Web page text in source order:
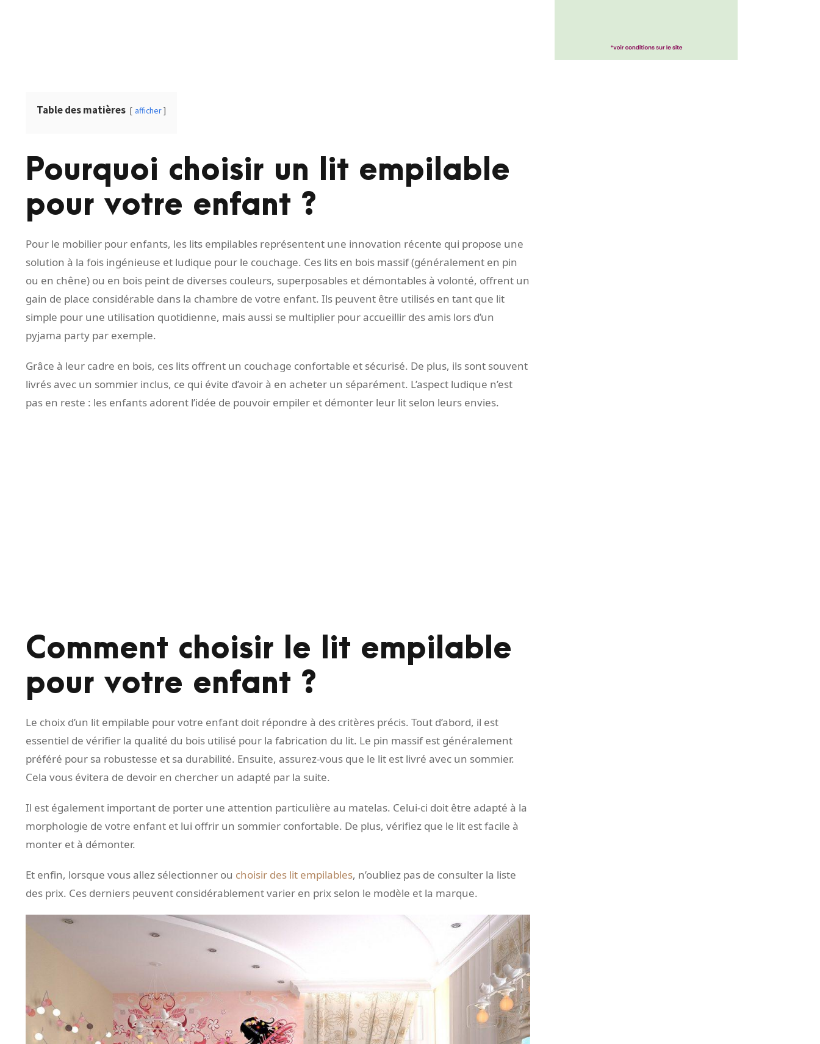
Table des matières afficher
Pourquoi choisir un lit empilable
pour votre enfant ?
Pour le mobilier pour enfants, les lits empilables représentent une innovation récente qui propose une
solution à la fois ingénieuse et ludique pour le couchage. Ces lits en bois massif (généralement en pin
ou en chêne) ou en bois peint de diverses couleurs, superposables et démontables à volonté, offrent un
gain de place considérable dans la chambre de votre enfant. Ils peuvent être utilisés en tant que lit
simple pour une utilisation quotidienne, mais aussi se multiplier pour accueillir des amis lors d’un
pyjama party par exemple.
Grâce à leur cadre en bois, ces lits offrent un couchage confortable et sécurisé. De plus, ils sont souvent
livrés avec un sommier inclus, ce qui évite d’avoir à en acheter un séparément. L’aspect ludique n’est
pas en reste : les enfants adorent l’idée de pouvoir empiler et démonter leur lit selon leurs envies.
Comment choisir le lit empilable
pour votre enfant ?
Le choix d’un lit empilable pour votre enfant doit répondre à des critères précis. Tout d’abord, il est
essentiel de vérifier la qualité du bois utilisé pour la fabrication du lit. Le pin massif est généralement
préféré pour sa robustesse et sa durabilité. Ensuite, assurez-vous que le lit est livré avec un sommier.
Cela vous évitera de devoir en chercher un adapté par la suite.
Il est également important de porter une attention particulière au matelas. Celui-ci doit être adapté à la
morphologie de votre enfant et lui offrir un sommier confortable. De plus, vérifiez que le lit est facile à
monter et à démonter.
Et enfin, lorsque vous allez sélectionner ou choisir des lit empilables, n’oubliez pas de consulter la liste
des prix. Ces derniers peuvent considérablement varier en prix selon le modèle et la marque.